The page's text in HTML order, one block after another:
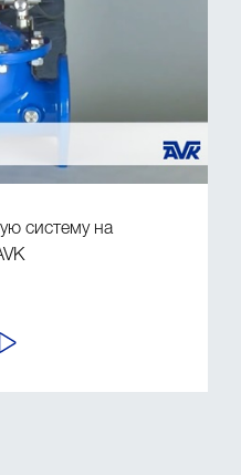
систему на